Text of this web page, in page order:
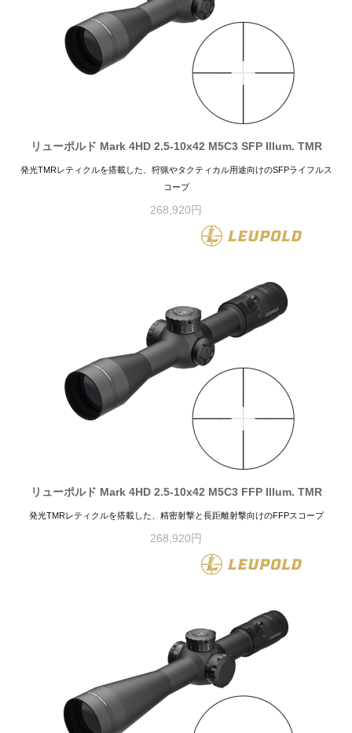
リューポルド Mark 4HD 2.5-10x42 M5C3 SFP Illum. TMR
発光TMRレティクルを搭載した、狩猟やタクティカル用途向けのSFPライフルス
コープ
268,920円
リューポルド Mark 4HD 2.5-10x42 M5C3 FFP Illum. TMR
発光TMRレティクルを搭載した、精密射撃と長距離射撃向けのFFPスコープ
268,920円